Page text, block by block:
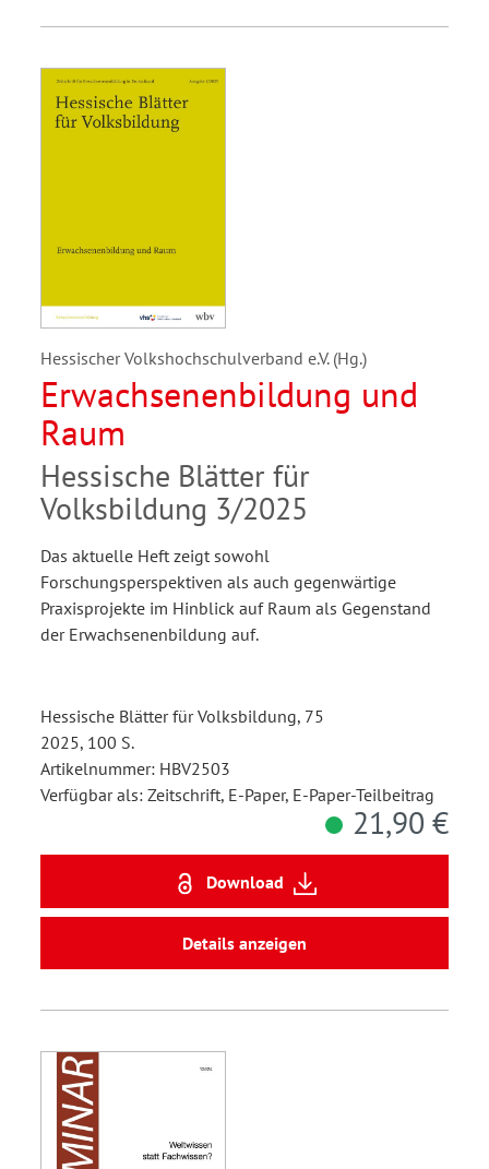
Hessischer Volkshochschulverband e.V. (Hg.)
Erwachsenenbildung und
Raum
Hessische Blätter für
Volksbildung 3/2025
Das aktuelle Heft zeigt sowohl
Forschungsperspektiven als auch gegenwärtige
Praxisprojekte im Hinblick auf Raum als Gegenstand
der Erwachsenenbildung auf.
Hessische Blätter für Volksbildung, 75
2025, 100 S.
Artikelnummer: HBV2503
Verfügbar als: Zeitschrift, E-Paper, E-Paper-Teilbeitrag
21,90 €
Download
Details anzeigen